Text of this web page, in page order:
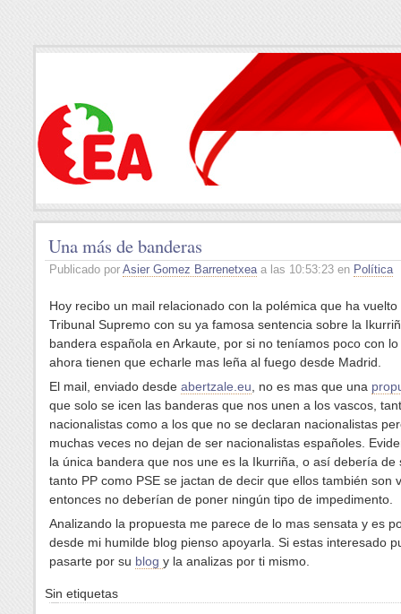
Una más de banderas
Publicado por Asier Gomez Barrenetxeaa las 10:53:23 en Política
Hoy recibo un mail relacionado con la polémica que ha
Tribunal Supremo con su ya famosa sentencia sobre la
bandera española en Arkaute, por si no teníamos poco con
ahora tienen que echarle mas leña al fuego desde Madrid.
El mail, enviado desde abertzale.eu , no es mas que una
que solo se icen las banderas que nos unen a los vascos,
nacionalistas como a los que no se declaran nacionalistas
muchas veces no dejan de ser nacionalistas españoles.
la única bandera que nos une es la Ikurriña, o así debería de
tanto PP como PSE se jactan de decir que ellos también son
entonces no deberían de poner ningún tipo de impedimento.
Analizando la propuesta me parece de lo mas sensata y es
desde mi humilde blog pienso apoyarla. Si estas interesado
pasarte por su blog y la analizas por ti mismo.
Sin etiquetas